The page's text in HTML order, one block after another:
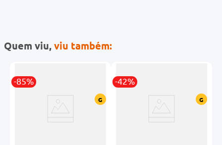
Quem viu,viu também:
-85%
G
-42%
G